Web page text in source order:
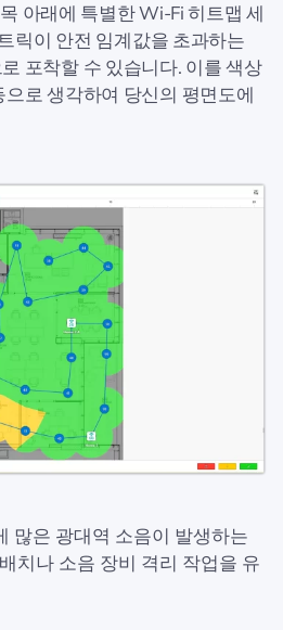
아래에 특별한 Wi-Fi 히트맵 세
릭이 안전 임계값을 초과하는
포착할 수 있습니다. 이를 색상
로 생각하여 당신의 평면도에
많은 광대역 소음이 발생하는
치나 소음 장비 격리 작업을 유